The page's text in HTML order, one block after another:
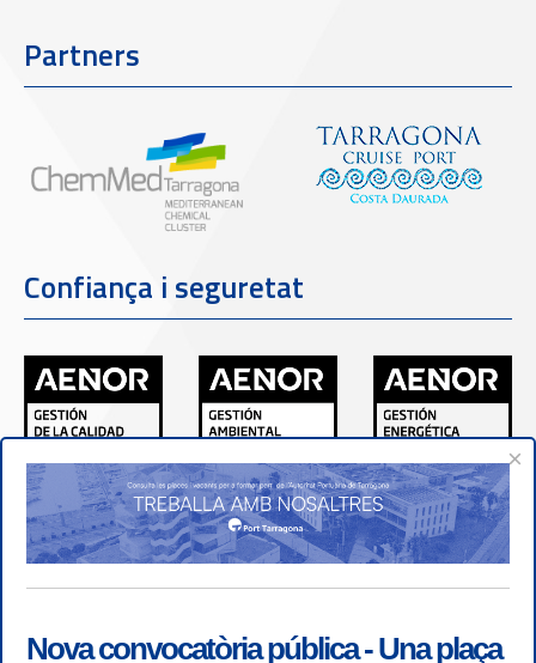
Partners
Confiança i seguretat
×
Nova convocatòria pública - Una plaça